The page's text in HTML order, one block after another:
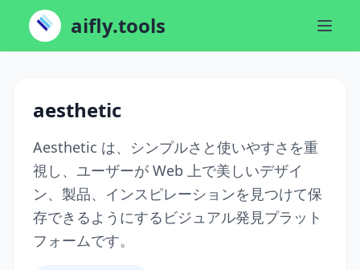
aifly.tools
aesthetic
Aesthetic は、シンプルさと使いやすさを重
視し、ユーザーが Web 上で美しいデザイ
ン、製品、インスピレーションを見つけて保
存できるようにするビジュアル発見プラット
フォームです。